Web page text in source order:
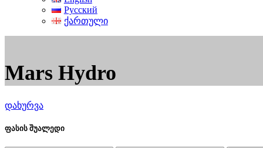
Русский
ქართული
Mars Hydro
დახურვა
ფასის შუალედი